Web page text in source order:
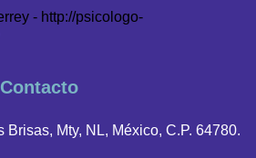
Brisas, Mty, NL, México, C.P. 64780.